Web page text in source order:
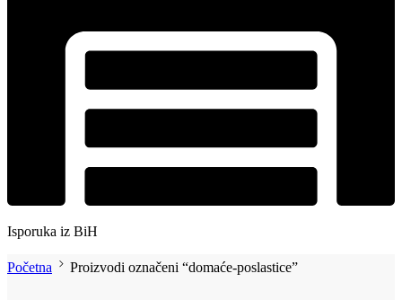
Isporuka iz BiH
Početna Proizvodi označeni “domaće-poslastice”